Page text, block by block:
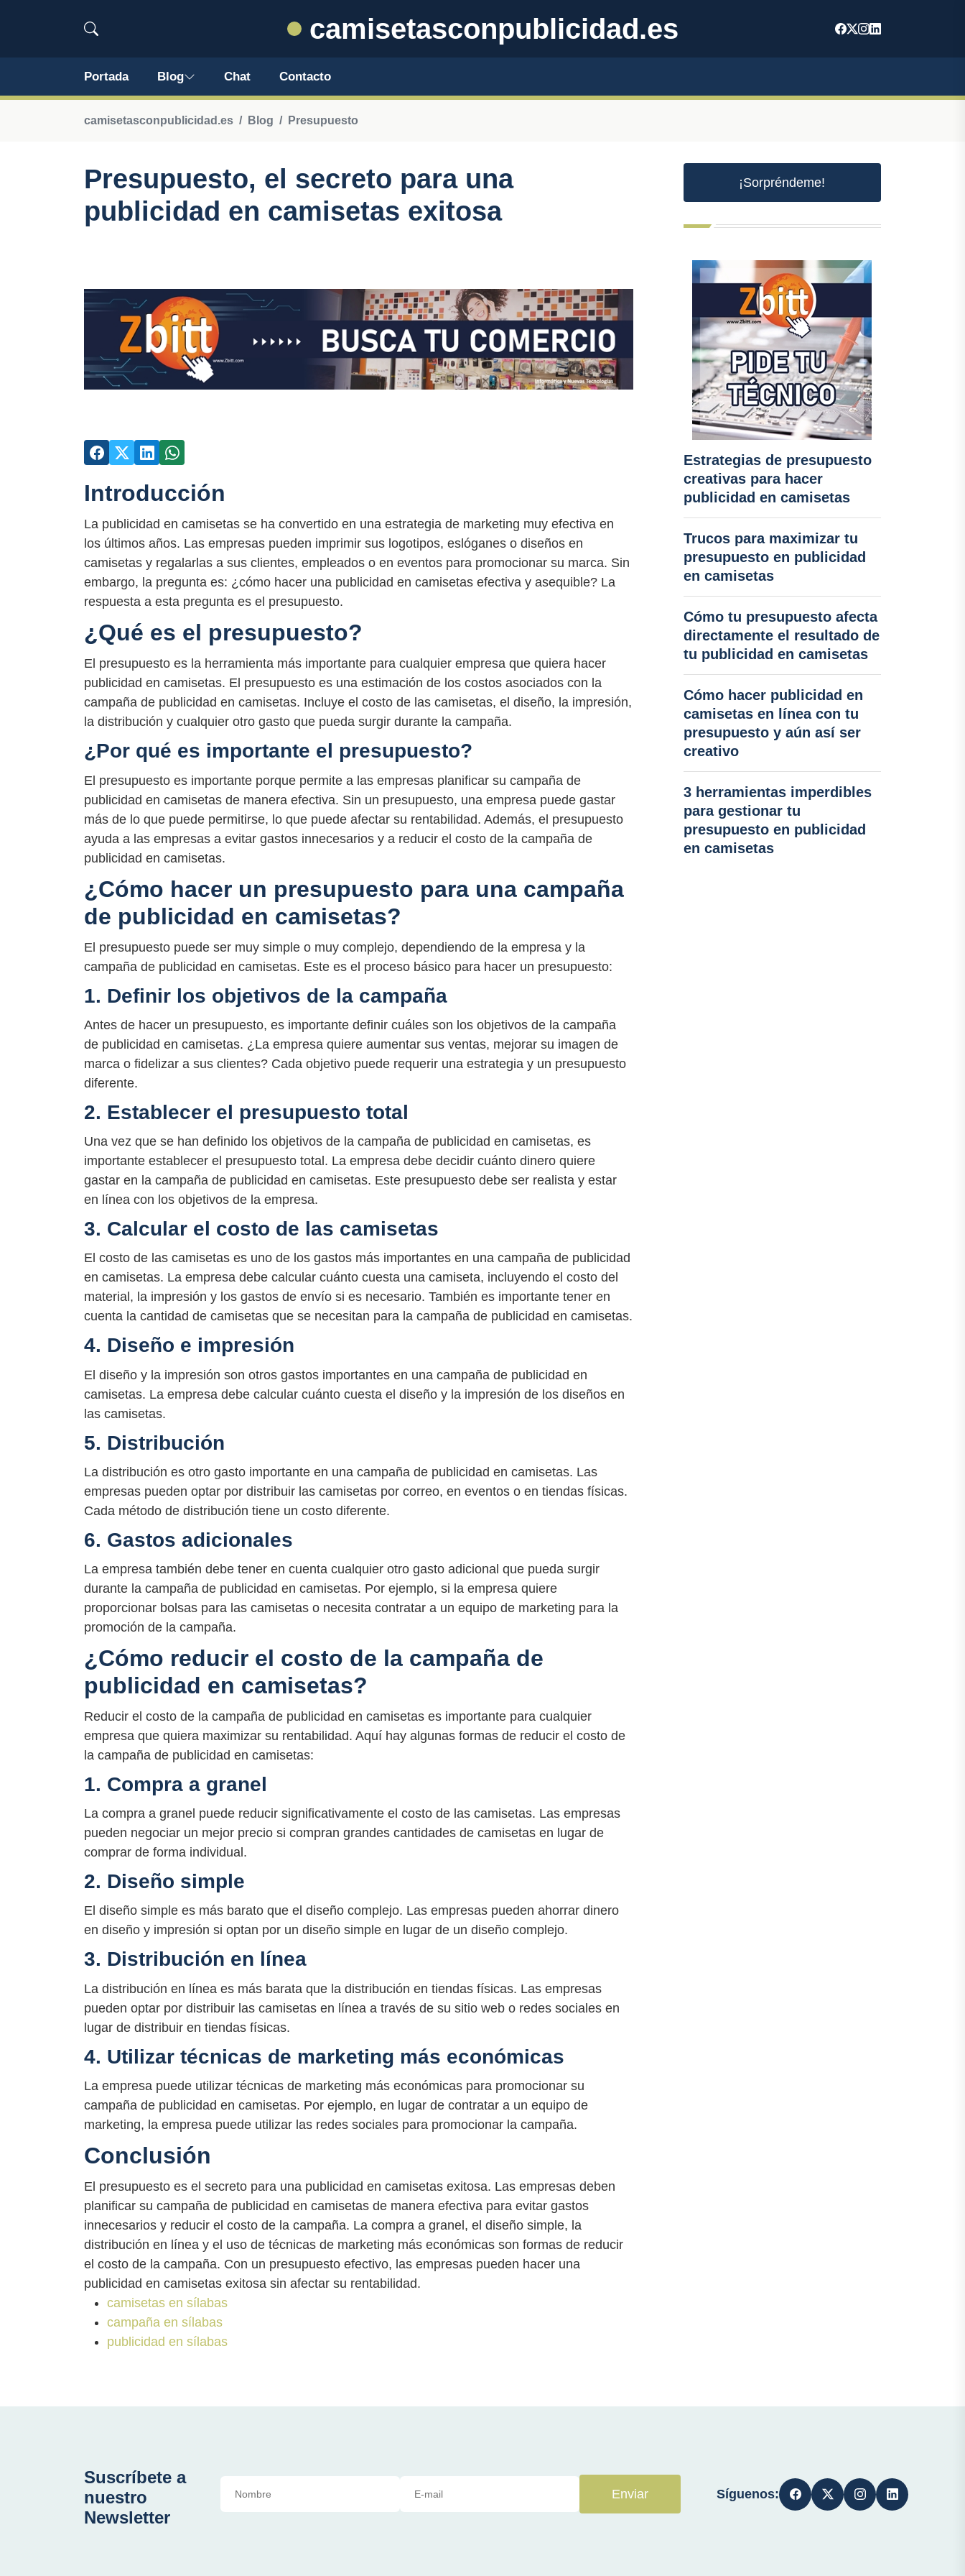
camisetasconpublicidad.es
Portada Blog Chat Contacto
camisetasconpublicidad.es Blog Presupuesto
Presupuesto, el secreto para una
publicidad en camisetas exitosa
Introducción
La publicidad en camisetas se ha convertido en una estrategia de marketing muy efectiva en
los últimos años. Las empresas pueden imprimir sus logotipos, eslóganes o diseños en
camisetas y regalarlas a sus clientes, empleados o en eventos para promocionar su marca. Sin
embargo, la pregunta es: ¿cómo hacer una publicidad en camisetas efectiva y asequible? La
respuesta a esta pregunta es el presupuesto.
¿Qué es el presupuesto?
El presupuesto es la herramienta más importante para cualquier empresa que quiera hacer
publicidad en camisetas. El presupuesto es una estimación de los costos asociados con la
campaña de publicidad en camisetas. Incluye el costo de las camisetas, el diseño, la impresión,
la distribución y cualquier otro gasto que pueda surgir durante la campaña.
¿Por qué es importante el presupuesto?
El presupuesto es importante porque permite a las empresas planificar su campaña de
publicidad en camisetas de manera efectiva. Sin un presupuesto, una empresa puede gastar
más de lo que puede permitirse, lo que puede afectar su rentabilidad. Además, el presupuesto
ayuda a las empresas a evitar gastos innecesarios y a reducir el costo de la campaña de
publicidad en camisetas.
¿Cómo hacer un presupuesto para una campaña
de publicidad en camisetas?
El presupuesto puede ser muy simple o muy complejo, dependiendo de la empresa y la
campaña de publicidad en camisetas. Este es el proceso básico para hacer un presupuesto:
1. Definir los objetivos de la campaña
Antes de hacer un presupuesto, es importante definir cuáles son los objetivos de la campaña
de publicidad en camisetas. ¿La empresa quiere aumentar sus ventas, mejorar su imagen de
marca o fidelizar a sus clientes? Cada objetivo puede requerir una estrategia y un presupuesto
diferente.
2. Establecer el presupuesto total
Una vez que se han definido los objetivos de la campaña de publicidad en camisetas, es
importante establecer el presupuesto total. La empresa debe decidir cuánto dinero quiere
gastar en la campaña de publicidad en camisetas. Este presupuesto debe ser realista y estar
en línea con los objetivos de la empresa.
3. Calcular el costo de las camisetas
El costo de las camisetas es uno de los gastos más importantes en una campaña de publicidad
en camisetas. La empresa debe calcular cuánto cuesta una camiseta, incluyendo el costo del
material, la impresión y los gastos de envío si es necesario. También es importante tener en
cuenta la cantidad de camisetas que se necesitan para la campaña de publicidad en camisetas.
4. Diseño e impresión
El diseño y la impresión son otros gastos importantes en una campaña de publicidad en
camisetas. La empresa debe calcular cuánto cuesta el diseño y la impresión de los diseños en
las camisetas.
5. Distribución
La distribución es otro gasto importante en una campaña de publicidad en camisetas. Las
empresas pueden optar por distribuir las camisetas por correo, en eventos o en tiendas físicas.
Cada método de distribución tiene un costo diferente.
6. Gastos adicionales
La empresa también debe tener en cuenta cualquier otro gasto adicional que pueda surgir
durante la campaña de publicidad en camisetas. Por ejemplo, si la empresa quiere
proporcionar bolsas para las camisetas o necesita contratar a un equipo de marketing para la
promoción de la campaña.
¿Cómo reducir el costo de la campaña de
publicidad en camisetas?
Reducir el costo de la campaña de publicidad en camisetas es importante para cualquier
empresa que quiera maximizar su rentabilidad. Aquí hay algunas formas de reducir el costo de
la campaña de publicidad en camisetas:
1. Compra a granel
La compra a granel puede reducir significativamente el costo de las camisetas. Las empresas
pueden negociar un mejor precio si compran grandes cantidades de camisetas en lugar de
comprar de forma individual.
2. Diseño simple
El diseño simple es más barato que el diseño complejo. Las empresas pueden ahorrar dinero
en diseño y impresión si optan por un diseño simple en lugar de un diseño complejo.
3. Distribución en línea
La distribución en línea es más barata que la distribución en tiendas físicas. Las empresas
pueden optar por distribuir las camisetas en línea a través de su sitio web o redes sociales en
lugar de distribuir en tiendas físicas.
4. Utilizar técnicas de marketing más económicas
La empresa puede utilizar técnicas de marketing más económicas para promocionar su
campaña de publicidad en camisetas. Por ejemplo, en lugar de contratar a un equipo de
marketing, la empresa puede utilizar las redes sociales para promocionar la campaña.
Conclusión
El presupuesto es el secreto para una publicidad en camisetas exitosa. Las empresas deben
planificar su campaña de publicidad en camisetas de manera efectiva para evitar gastos
innecesarios y reducir el costo de la campaña. La compra a granel, el diseño simple, la
distribución en línea y el uso de técnicas de marketing más económicas son formas de reducir
el costo de la campaña. Con un presupuesto efectivo, las empresas pueden hacer una
publicidad en camisetas exitosa sin afectar su rentabilidad.
camisetas en sílabas
campaña en sílabas
publicidad en sílabas
¡Sorpréndeme!
Estrategias de presupuesto
creativas para hacer
publicidad en camisetas
Trucos para maximizar tu
presupuesto en publicidad
en camisetas
Cómo tu presupuesto afecta
directamente el resultado de
tu publicidad en camisetas
Cómo hacer publicidad en
camisetas en línea con tu
presupuesto y aún así ser
creativo
3 herramientas imperdibles
para gestionar tu
presupuesto en publicidad
en camisetas
Suscríbete a
nuestro
Newsletter
Enviar Síguenos: